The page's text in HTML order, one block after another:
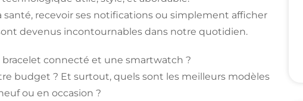
santé, recevoir ses notifications ou simplement afficher
devenus incontournables dans notre quotidien.
connecté et une smartwatch ?
budget ? Et surtout, quels sont les meilleurs modèles
ou en occasion ?